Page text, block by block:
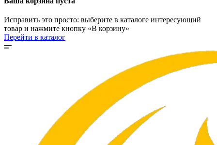
Исправить это просто: выберите в каталоге интересующий
товар и нажмите кнопку «В корзину»
Перейти в каталог